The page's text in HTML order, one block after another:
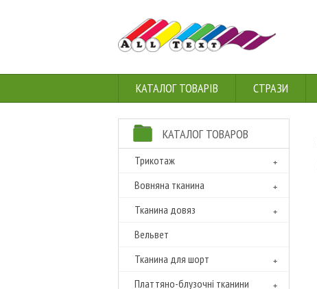
КАТАЛОГ ТОВАРІВ СТРАЗИ
КАТАЛОГ ТОВАРОВ
Трикотаж
Вовняна тканина
Тканина довяз
Вельвет
Тканина для шорт
Платтяно-блузочні тканини